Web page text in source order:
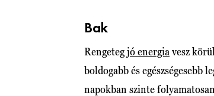
Bak
Rengetegjó energia vesz
boldogabb és egészségesebb
napokban szinte